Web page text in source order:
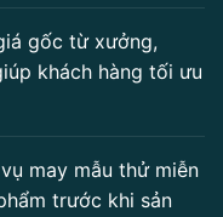
gốc từ xưởng,
khách hàng tối ưu
may mẫu thử miễn
trước khi sản